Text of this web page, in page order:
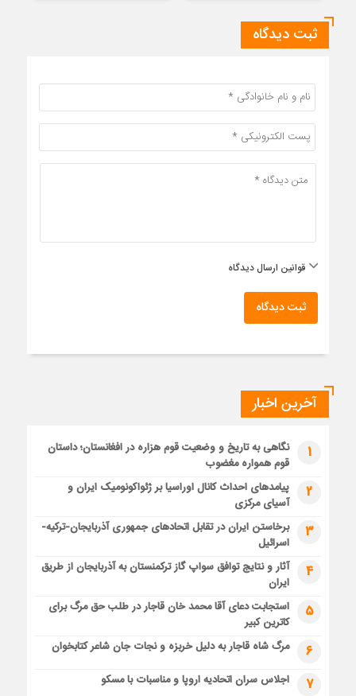
ثبت دیدگاه
قوانین ارسال دیدگاه
ثبت دیدگاه
آخرین اخبار
1
نگاهی به تاریخ و وضعیت قوم هزاره در افغانستان؛ داستان
قوم همواره مغضوب
2
پیامدهای احداث کانال اوراسیا بر ژئواکونومیک ایران و
آسیای مرکزی
3
برخاستن ایران در تقابل اتحادهای جمهوری آذربایجان-ترکیه-
اسرائیل
4
آثار و نتایج توافق سواپ گاز ترکمنستان به آذربایجان از طریق
ایران
5
استجابت دعای آقا محمد خان قاجار در طلب حق مرگ برای
کاترین کبیر
6 مرگ شاه قاجار به دلیل خربزه و نجات جان شاعر کتابخوان
7 اجلاس سران اتحادیه اروپا و مناسبات با مسکو